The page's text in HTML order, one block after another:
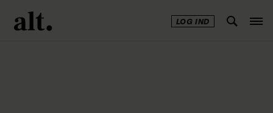
LOG IND